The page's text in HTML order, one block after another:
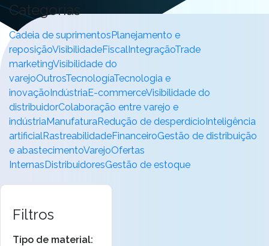
Categorias
Cadeia de suprimentosPlanejamento e
reposiçãoVisibilidadeFiscalIntegraçãoTrade
marketingVisibilidade do
varejoOutrosTecnologíaTecnologia e
inovaçãoIndústriaE-commerceVisibilidade do
distribuidorColaboração entre varejo e
indústriaManufaturaRedução de desperdícioInteligência
artificialRastreabilidadeFinanceiroGestão de distribuição
e abastecimentoVarejoOfertas
InternasDistribuidoresGestão de estoque
Filtros
Tipo de material: